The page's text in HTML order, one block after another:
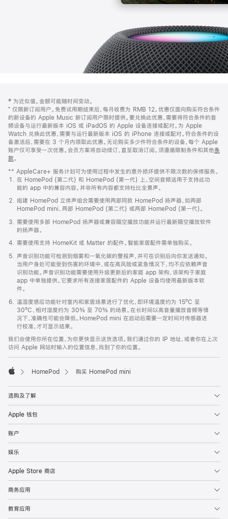
页
页
脚
注
‡ 为近似值。金额可能随时间变动。
⁺ 仅限新订阅用户。免费试用期结束后，每月收费为 RMB 12。优惠仅面向购买符合条件
的新设备的 Apple Music 新订阅用户限时提供。要兑换此优惠，需要将符合条件的音
频设备与运行最新版本 iOS 或 iPadOS 的 Apple 设备连接或配对。为 Apple
Watch 兑换此优惠，需要与运行最新版本 iOS 的 iPhone 连接或配对。符合条件的设
备激活后，需要在 3 个月内领取此优惠。无论购买多少件符合条件的设备，每个 Apple
账户仅可享受一次优惠。会员方案将自动续订，直至取消订阅。须遵循限制条件和其他条
款。
窗
口
中
打
开)
** AppleCare+ 服务计划可为使用过程中发生的意外损坏提供不限次数的保修服务。
在 HomePod (第二代) 和 HomePod (第一代) 上，空间音频适用于支持此功
能的 app 中的兼容内容。并非所有内容都支持杜比全景声。
组建 HomePod 立体声组合需要使用两部同款 HomePod 扬声器，如两部
HomePod mini、两部 HomePod (第二代) 或两部 HomePod (第一代)。
需要使用多部 HomePod 扬声器或兼容隔空播放功能并运行最新隔空播放软件
的扬声器。
需要使用支持 HomeKit 或 Matter 的配件。智能家居配件需单独购买。
声音识别功能可检测到烟雾和一氧化碳的警报声，并可在识别后向你发送通知。
当用户身处可能受到伤害的环境中，或在高风险或紧急情况下，均不应依赖声音
识别功能。声音识别功能需要使用升级更新后的家庭 app 架构，该架构于家庭
app 中单独提供。它要求所有连接家居配件的 Apple 设备均使用最新版本软
件。
温湿度感应功能针对室内和家居场景进行了优化，即环境温度约为 15ºC 至
30ºC、相对湿度约为 30% 至 70% 的场景。在长时间以高音量播放音频等情
况下，准确性可能会降低。HomePod mini 在启动后需要一定时间对传感器进
行校准，才可显示结果。
我们会使用你所在位置，为你更快显示送货选项。我们通过你的 IP 地址，或者你在上次
访问 Apple 网站时输入的位置信息，找到了你的位置。
HomePod 购买 HomePod mini
选购及了解
Apple 钱包
账户
娱乐
Apple Store 商店
商务应用
教育应用